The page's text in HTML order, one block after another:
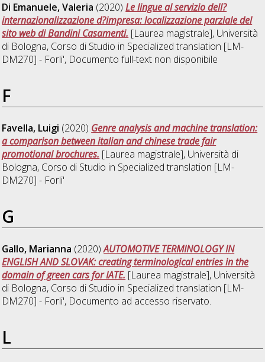
Di Emanuele, Valeria (2020)Le lingue al servizio dell?
internazionalizzazione d?impresa: localizzazione parziale del
sito web di Bandini Casamenti. [Laurea magistrale], Università
di Bologna, Corso di Studio in Specialized translation [LM-
DM270] - Forli', Documento full-text non disponibile
F
Favella, Luigi (2020) Genre analysis and machine translation:
a comparison between italian and chinese trade fair
promotional brochures. [Laurea magistrale], Università di
Bologna, Corso di Studio in Specialized translation [LM-
DM270] - Forli'
G
Gallo, Marianna (2020)AUTOMOTIVE TERMINOLOGY IN
ENGLISH AND SLOVAK: creating terminological entries in the
domain of green cars for IATE. [Laurea magistrale], Università
di Bologna, Corso di Studio in Specialized translation [LM-
DM270] - Forli', Documento ad accesso riservato.
L